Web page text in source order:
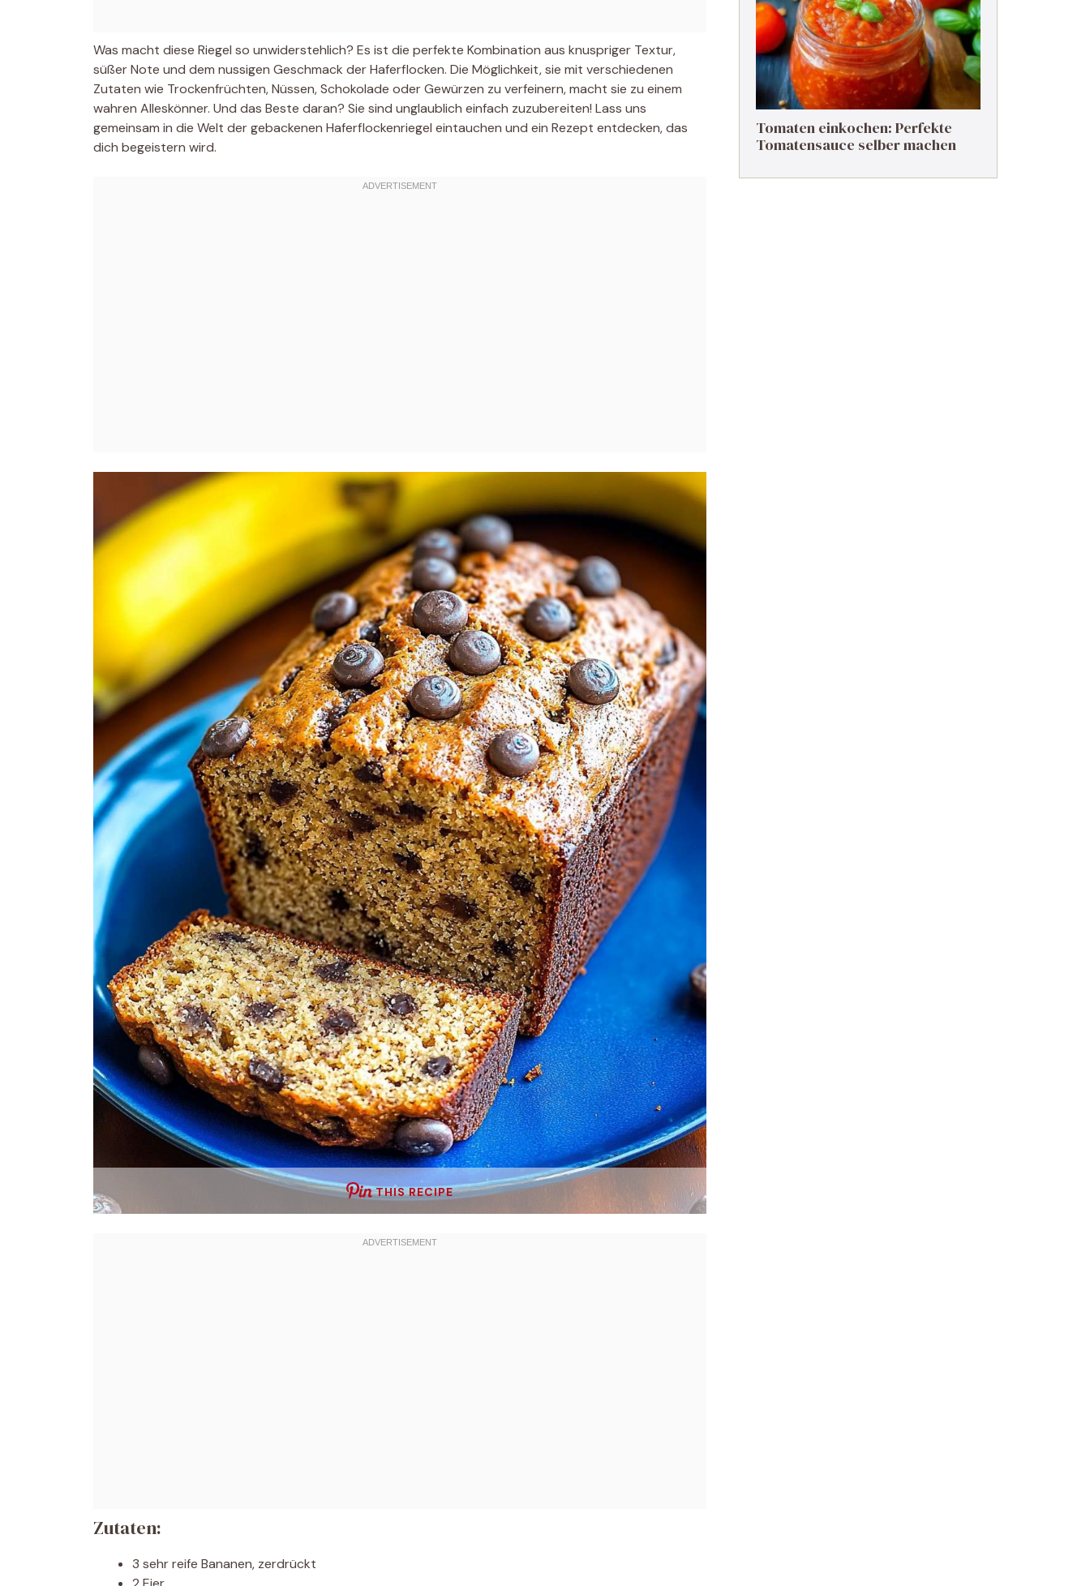
Was macht diese Riegel so unwiderstehlich? Es ist die perfekte Kombination aus knuspriger Textur,
süßer Note und dem nussigen Geschmack der Haferflocken. Die Möglichkeit, sie mit verschiedenen
Zutaten wie Trockenfrüchten, Nüssen, Schokolade oder Gewürzen zu verfeinern, macht sie zu einem
wahren Alleskönner. Und das Beste daran? Sie sind unglaublich einfach zuzubereiten! Lass uns
gemeinsam in die Welt der gebackenen Haferflockenriegel eintauchen und ein Rezept entdecken, das
dich begeistern wird.
THIS RECIPE
Zutaten:
3 sehr reife Bananen, zerdrückt
Tomaten einkochen: Perfekte
Tomatensauce selber machen